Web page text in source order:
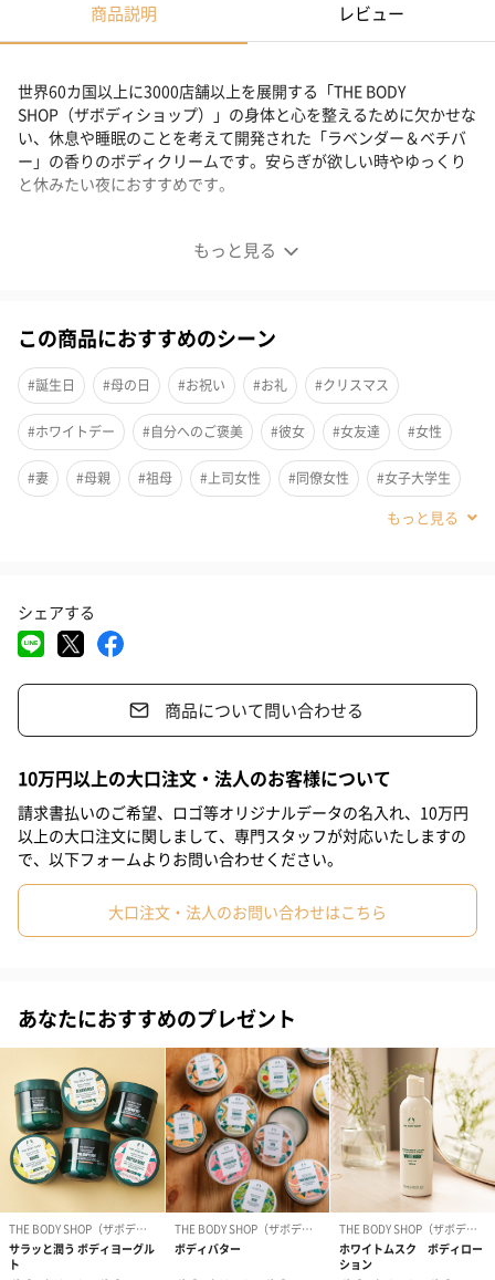
商品説明 レビュー
もっと見る
世界60カ国以上に3000店舗以上を展開する「THE BODY
SHOP（ザボディショップ）」の身体と心を整えるために欠かせな
い、休息や睡眠のことを考えて開発された「ラベンダー＆ベチバ
ー」の香りのボディクリームです。安らぎが欲しい時やゆっくり
と休みたい夜におすすめです。
ウェルネス バーミィボディクリーム ラベンダー＆ベチバ
身体と心を整えるために欠かせない、休息や睡眠のことを考えて
開発された「ラベンダー＆ベチバー」の香りのボディクリームで
す。リッチなバターのように濃厚なバーム状のテクスチャーでボ
ディをうるおいで満たし、ラベンダーや甘いバニラの安らぐよう
な香りで包み込みます。
安らぎが欲しい時やゆっくりと休みたい夜におすすめの、深く安
使用方法
適量をやさしくマッサージするようにお肌になじませてくださ
い。
ウェルネルシリーズ
ウェルネスシリーズは、よりウェルネスー健康ーが求められる今
の時代に向けた、必要不可欠な日々の3つの大切なルーティンを幸
シリーズを通してヴィーガン認証を取得し、サステナブルなパッ
ケージを使用しています。
「THE BODY SHOP（ザボディショップ）」
あらゆるジェンダーや年代、肌質の人に、心地よく美しい毎日と
豊かで持続可能な地球環境へとつながる変化をもたらすビューテ
ィブランド「ザボディショップ」。
この商品におすすめのシーン
#誕生日 #母の日 #お祝い #お礼 #クリスマス
#ホワイトデー #自分へのご褒美 #彼女 #女友達 #女性
#妻 #母親 #祖母 #上司女性 #同僚女性 #女子大学生
#親戚女性
#70代 #80代
シェアする
商品について問い合わせる
10万円以上の大口注文・法人のお客様について
請求書払いのご希望、ロゴ等オリジナルデータの名入れ、10万円
以上の大口注文に関しまして、専門スタッフが対応いたしますの
で、以下フォームよりお問い合わせください。
大口注文・法人のお問い合わせはこちら
あなたにおすすめのプレゼント